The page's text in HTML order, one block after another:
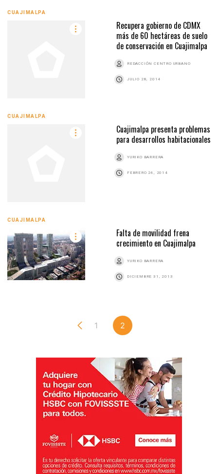
CUAJIMALPA
Recupera gobierno de CDMX
más de 60 hectáreas de suelo
de conservación en Cuajimalpa
REDACCIÓN CENTRO URBANO
JULIO 28, 2014
CUAJIMALPA
Cuajimalpa presenta problemas
para desarrollos habitacionales
YURIKO BARRERA
FEBRERO 26, 2014
CUAJIMALPA
Falta de movilidad frena
crecimiento en Cuajimalpa
YURIKO BARRERA
DICIEMBRE 31, 2013
1 2